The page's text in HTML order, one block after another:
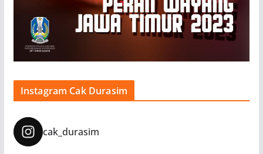
Instagram Cak Durasim
cak_durasim